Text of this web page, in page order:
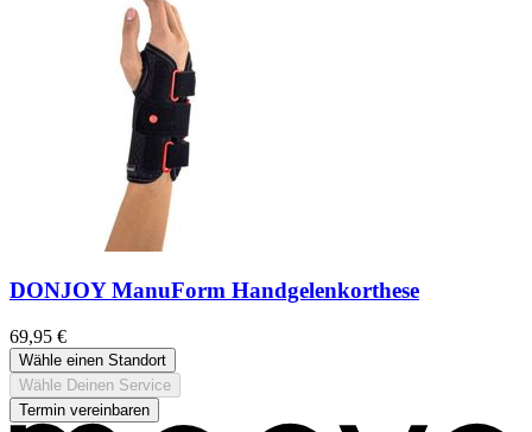
DONJOY ManuForm Handgelenkorthese
69,95 €
Wähle einen Standort
Wähle Deinen Service
Termin vereinbaren